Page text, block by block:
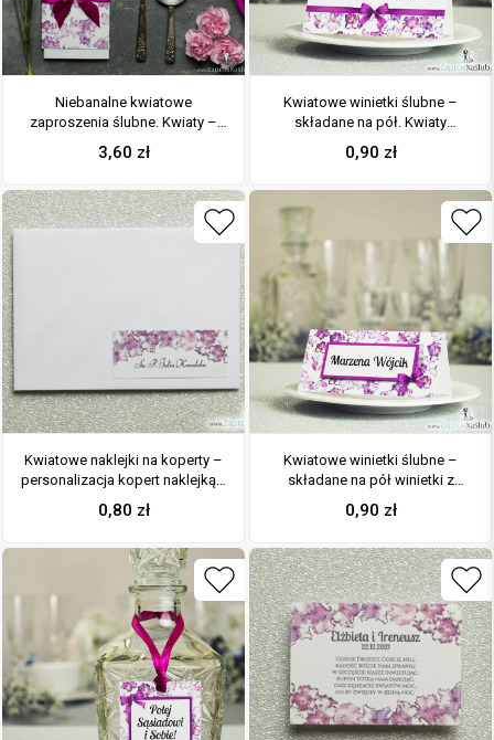
Niebanalne kwiatowe
zaproszenia ślubne. Kwiaty –
rododendron, różanecznik,
azalia, intensywna – malinowa
okładkę. ZAP-90-13
3,60 zł
Kwiatowe winietki ślubne –
składane na pół. Kwiaty
rododendronu, różanecznika z
malowaną, poziomą wstążką
0,90 zł
Kwiatowe naklejki na koperty –
personalizacja kopert naklejką z
kwiatami rododendronu
0,80 zł
Kwiatowe winietki ślubne –
składane na pół winietki z
kwiatami rododendronu,
prostokątem oraz malowaną
0,90 zł